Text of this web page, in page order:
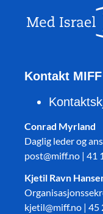
Kontakt MIFF
Conrad Myrland
Daglig leder og
post@miff.no | 41
Kjetil Ravn
kjetil@miff.no | 45